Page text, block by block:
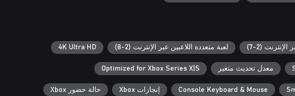
(2-7) لعبة متعددة اللاعبين عبر الإنترنت (2-8) 4K Ultra HD
معدل تحديث متغير Optimized for Xbox Series X|S
Console Keyboard & Mouse إنجازات Xbox حالة حضور Xbox